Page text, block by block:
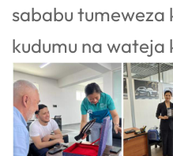
sababu tumeweza
kudumu na wateja